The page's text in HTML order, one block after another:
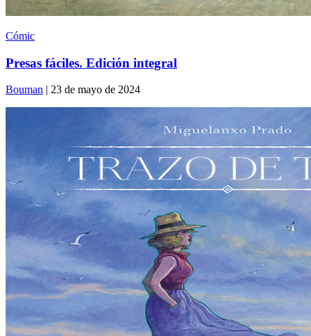
Cómic
Presas fáciles. Edición integral
Bouman | 23 de mayo de 2024